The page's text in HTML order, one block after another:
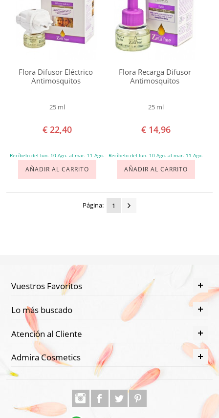
Flora Difusor Eléctrico
Antimosquitos
25 ml
€ 22,40
Recíbelo del lun. 10 Ago. al mar. 11 Ago.
AÑADIR AL CARRITO
Flora Recarga Difusor
Antimosquitos
25 ml
€ 14,96
Recíbelo del lun. 10 Ago. al mar. 11 Ago.
AÑADIR AL CARRITO
Página: 1
Vuestros Favoritos
Lo más buscado
Atención al Cliente
Admira Cosmetics